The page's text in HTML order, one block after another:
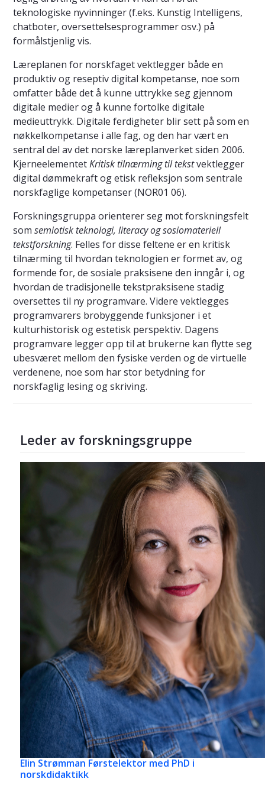
teknologiske nyvinninger (f.eks. Kunstig Intelligens,
chatboter, oversettelsesprogrammer osv.) på
formålstjenlig vis.
Læreplanen for norskfaget vektlegger både en
produktiv og reseptiv digital kompetanse, noe som
omfatter både det å kunne uttrykke seg gjennom
digitale medier og å kunne fortolke digitale
medieuttrykk. Digitale ferdigheter blir sett på som en
nøkkelkompetanse i alle fag, og den har vært en
sentral del av det norske læreplanverket siden 2006.
KjerneelementetKritisk tilnærming til tekstvektlegger
digital dømmekraft og etisk refleksjon som sentrale
norskfaglige kompetanser (NOR01 06).
Forskningsgruppa orienterer seg mot forskningsfelt
som semiotisk teknologi, literacy og sosiomateriell
tekstforskning. Felles for disse feltene er en kritisk
tilnærming til hvordan teknologien er formet av, og
formende for, de sosiale praksisene den inngår i, og
hvordan de tradisjonelle tekstpraksisene stadig
oversettes til ny programvare. Videre vektlegges
programvarers brobyggende funksjoner i et
kulturhistorisk og estetisk perspektiv. Dagens
programvare legger opp til at brukerne kan flytte seg
ubesværet mellom den fysiske verden og de virtuelle
verdenene, noe som har stor betydning for
norskfaglig lesing og skriving.
Leder av forskningsgruppe
Elin Strømman Førstelektor med PhD i
norskdidaktikk